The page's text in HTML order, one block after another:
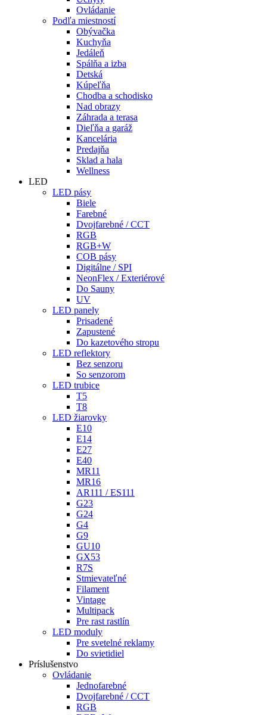
Ovládanie
Podľa miestností
Obývačka
Kuchyňa
Jedáleň
Spálňa a izba
Detská
Kúpeľňa
Chodba a schodisko
Nad obrazy
Záhrada a terasa
Dieľňa a garáž
Kancelária
Predajňa
Sklad a hala
Wellness
LED
LED pásy
Biele
Farebné
Dvojfarebné / CCT
RGB
RGB+W
COB pásy
Digitálne / SPI
NeonFlex / Exteriérové
Do Sauny
UV
LED panely
Prisadené
Zapustené
Do kazetového stropu
LED reflektory
Bez senzoru
So senzorom
LED trubice
T5
T8
LED žiarovky
E10
E14
E27
E40
MR11
MR16
AR111 / ES111
G23
G24
G4
G9
GU10
GX53
R7S
Stmievateľné
Filament
Vintage
Multipack
Pre rast rastlín
LED moduly
Pre svetelné reklamy
Do svietidiel
Príslušenstvo
Ovládanie
Jednofarebné
Dvojfarebné / CCT
RGB